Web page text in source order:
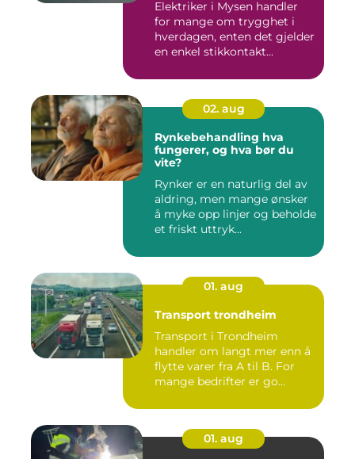
Elektriker i Mysen handler
for mange om trygghet i
hverdagen, enten det gjelder
en enkel stikkontakt...
02. aug
Rynkebehandling hva
fungerer, og hva bør du
vite?
Rynker er en naturlig del av
aldring, men mange ønsker
å myke opp linjer og beholde
et friskt uttryk...
01. aug
Transport trondheim
Transport i Trondheim
handler om langt mer enn å
flytte varer fra A til B. For
mange bedrifter er go...
01. aug